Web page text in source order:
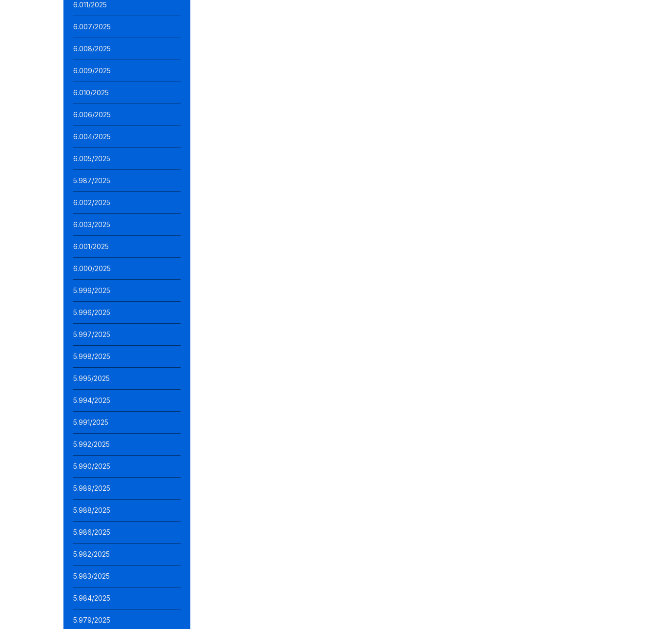
6.011/2025
6.007/2025
6.008/2025
6.009/2025
6.010/2025
6.006/2025
6.004/2025
6.005/2025
5.987/2025
6.002/2025
6.003/2025
6.001/2025
6.000/2025
5.999/2025
5.996/2025
5.997/2025
5.998/2025
5.995/2025
5.994/2025
5.991/2025
5.992/2025
5.990/2025
5.989/2025
5.988/2025
5.986/2025
5.982/2025
5.983/2025
5.984/2025
5.979/2025